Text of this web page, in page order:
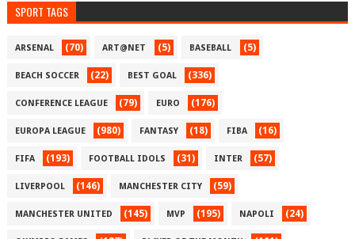
SPORT TAGS
ARSENAL (70) ART@NET (5) BASEBALL (5)
BEACH SOCCER (22) BEST GOAL (336)
CONFERENCE LEAGUE (79) EURO (176)
EUROPA LEAGUE (980) FANTASY (18) FIBA (16)
FIFA (193) FOOTBALL IDOLS (31) INTER (57)
LIVERPOOL (146) MANCHESTER CITY (59)
MANCHESTER UNITED (145) MVP (195) NAPOLI (24)